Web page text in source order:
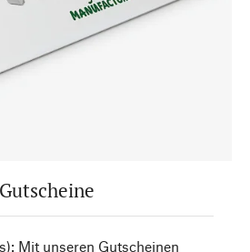
Gutscheine
Mit unseren Gutscheinen